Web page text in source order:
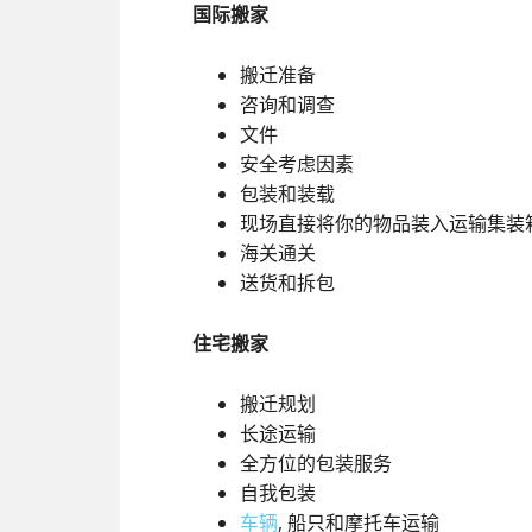
国际搬家
搬迁准备
咨询和调查
文件
安全考虑因素
包装和装载
现场直接将你的物品装入运输集装
海关通关
送货和拆包
住宅搬家
搬迁规划
长途运输
全方位的包装服务
自我包装
车辆, 船只和摩托车运输